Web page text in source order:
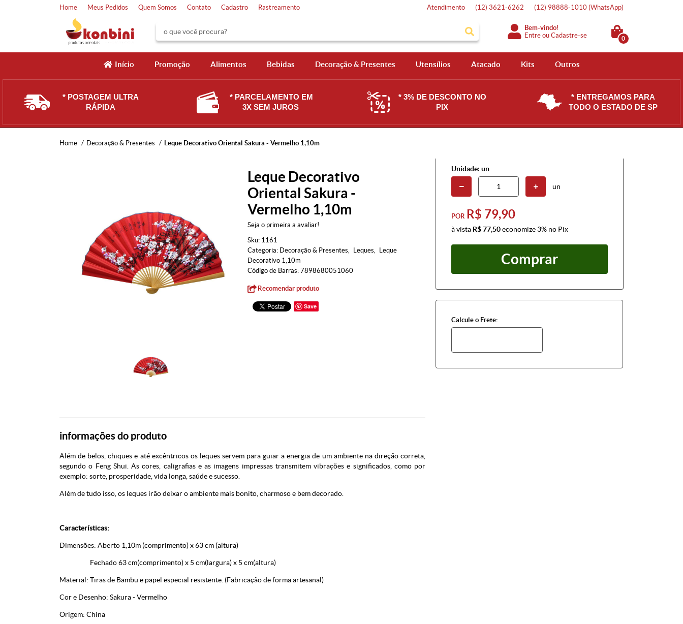
Home Meus Pedidos Quem Somos Contato Cadastro Rastreamento Atendimento (12) 3621-6262 (12) 98888-1010 (WhatsApp)
Bem-vindo!
Entre ouCadastre-se 0
Início Promoção Alimentos Bebidas Decoração & Presentes Utensílios Atacado Kits Outros
* POSTAGEM ULTRA
RÁPIDA
* PARCELAMENTO EM
3X SEM JUROS
* 3% DE DESCONTO NO
PIX
* ENTREGAMOS PARA
TODO O ESTADO DE SP
Home Decoração & Presentes Leque Decorativo Oriental Sakura - Vermelho 1,10m
Leque Decorativo
Oriental Sakura -
Vermelho 1,10m
Seja o primeira a avaliar!
Sku: 1161
Categoria: Decoração & Presentes Leques
Leque
Decorativo 1,10m
Código de Barras: 7898680051060
Recomendar produto
Save
Unidade: un
un
POR R$ 79,90
à vista R$ 77,50economize 3% no Pix
Comprar
Calcule o Frete:
informações do produto
Além de belos, chiques e até excêntricos os leques servem para guiar a energia de um ambiente na direção correta,
segundo o Feng Shui. As cores, caligrafias e as imagens impressas transmitem vibrações e significados, como por
exemplo: sorte, prosperidade, vida longa, saúde e sucesso.
Além de tudo isso, os leques irão deixar o ambiente mais bonito, charmoso e bem decorado.
Características:
Dimensões: Aberto 1,10m (comprimento) x 63 cm (altura)
Fechado 63 cm(comprimento) x 5 cm(largura) x 5 cm(altura)
Material: Tiras de Bambu e papel especial resistente. (Fabricação de forma artesanal)
Cor e Desenho: Sakura - Vermelho
Origem: China